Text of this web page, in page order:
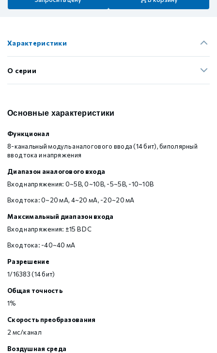
Характеристики
О серии
Основные характеристики
Функционал
8-канальный модуль аналогового ввода (14 бит), биполярный
ввод тока и напряжения
Диапазон аналогового входа
Вход напряжения: 0~5В, 0~10В, -5~5В, -10~10В
Вход тока: 0~20 мА, 4~20 мА, -20~20 мА
Максимальный диапазон входа
Вход напряжения: ±15 В DC
Вход тока: -40~40 мА
Разрешение
1/16383 (14 бит)
Общая точность
1%
Скорость преобразования
2 мс/канал
Воздушная среда